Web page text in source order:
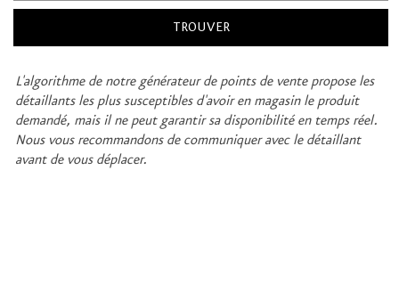
L'algorithme de notre générateur de points de vente propose les
détaillants les plus susceptibles d'avoir en magasin le produit
demandé, mais il ne peut garantir sa disponibilité en temps réel.
Nous vous recommandons de communiquer avec le détaillant
avant de vous déplacer.